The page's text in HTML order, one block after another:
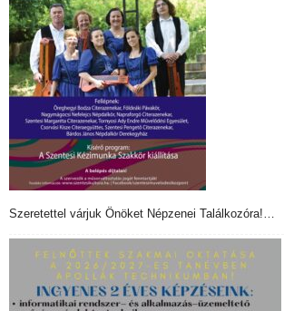
Szeretettel várjuk Önöket Népzenei Találkozóra!…